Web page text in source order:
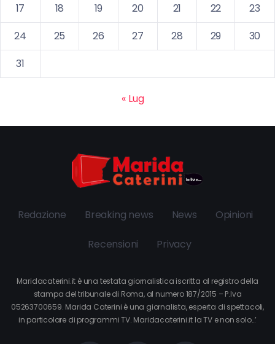
17
18 19 20 21 22
23
24
25 26 27 28 29
30
31
« Lug
Redazione Breaking news News Opinioni
Recensioni Privacy
Maridacaterini.it è una testata giornalistica iscritta al registro della
stampa del tribunale di Roma, al numero 187/2015 – P.Iva
05263700659. Marida Caterini è una giornalista, esperta di spettacoli,
in particolare di programmi TV. Maridacaterini.it la TV e non solo…’